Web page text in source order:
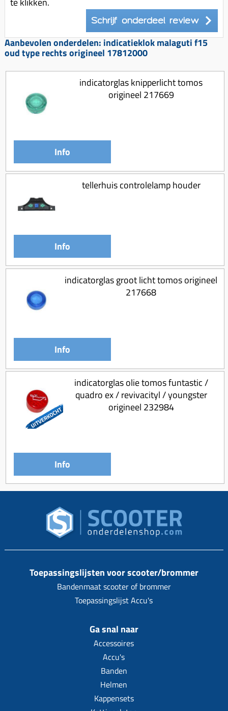
Tomos opvoeren (kits)
Koppeling compleet
Koppeling trekveer
Overbrenging
Schrijf onderdeel review
Aanbevolen onderdelen: indicatieklok malaguti f15
oud type rechts origineel 17812000
indicatorglas knipperlicht tomos
origineel 217669
Info
tellerhuis controlelamp houder
Info
indicatorglas groot licht tomos origineel
217668
Info
indicatorglas olie tomos funtastic /
quadro ex / revivacityl / youngster
origineel 232984
Info
Toepassingslijsten voor scooter/brommer
Bandenmaat scooter of brommer
Toepassingslijst Accu's
Ga snal naar
Accessoires
Accu's
Banden
Helmen
Kappensets